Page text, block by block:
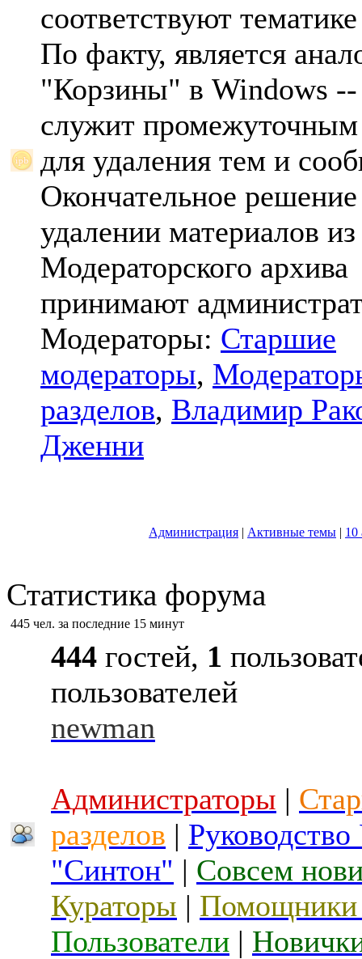
соответствуют
По факту, является
"Корзины" в Windows --
служит промежуточным
для удаления тем и
Окончательное
удалении материалов из
Модераторского архива
принимают
Модераторы: Старшие
модераторы,
разделов, Владимир
Дженни
Администрация | Активные темы | 10
Статистика форума
445 чел. за последние 15 минут
444 гостей, 1
пользователей
newman
Администраторы |
разделов |
"Синтон" | Совсем
Кураторы | Помощники
Пользователи |